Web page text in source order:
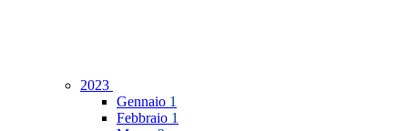
2023
Gennaio 1
Febbraio 1